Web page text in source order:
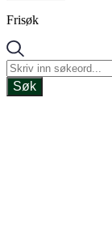
Frisøk
Søk